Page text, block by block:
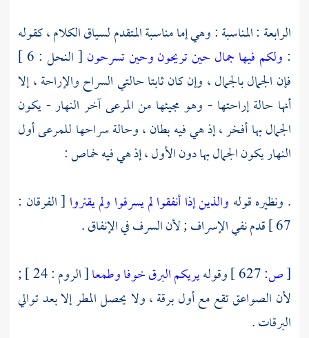
الرابعة : المناسبة : وهي إما مناسبة المتقدم لسياق الكلام ، كقوله
: ولكم فيها جمال حين تريحون وحين تسرحون
[ النحل : 6 ]
فإن الجمال بالجمال ، وإن كان ثابتا حالتي السراح والإراحة ، إلا
أنها حالة إراحتها - وهو مجيئها من المرعى آخر النهار - يكون
الجمال بها أفخر ، إذ هي فيه بطان ، وحالة سراحها للمرعى أول
النهار يكون الجمال بها دون الأول ، إذ هي فيه خماص :
. ونظيره قوله والذين إذا أنفقوا لم يسرفوا ولم يقتروا [ الفرقان :
67 ] قدم نفي الإسراف ; لأن السرف في الإنفاق .
[ص: وقولهيريكم البرق خوفا وطمعا
[ الروم : 24 ] ;
لأن الصواعق تقع مع أول برقة ، ولا يحصل المطر إلا بعد توالي
البرقات .